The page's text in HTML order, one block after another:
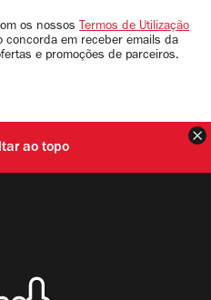
os nossos Termos de Utilização
concorda em receber emails da
e promoções de parceiros.
ao topo